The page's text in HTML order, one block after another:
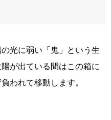
光に弱い「鬼」という生
が出ている間はこの箱に
われて移動します。